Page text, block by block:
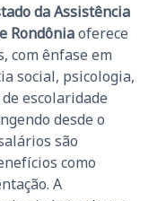
da Assistência
Rondôniaoferece
com ênfase em
social, psicologia,
escolaridade
desde o
são
como
A